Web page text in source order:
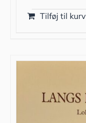
Tilføj til kurv